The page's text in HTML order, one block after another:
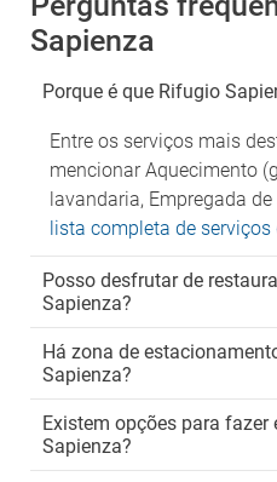
Sapienza
Porque é que Rifugio
Entre os serviços mais
mencionar Aquecimento
lavandaria, Empregada
lista completa de serviços
Posso desfrutar de
Sapienza?
Há zona de
Sapienza?
Existem opções para
Sapienza?